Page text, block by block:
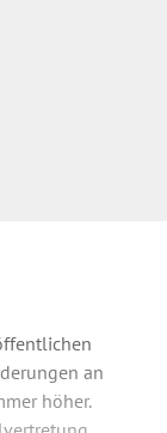
an
höher.